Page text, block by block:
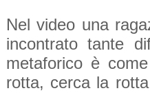
Nel video una
incontrato tante
metaforico è
rotta, cerca la